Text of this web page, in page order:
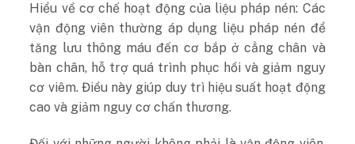
Hiểu về cơ chế hoạt động của liệu pháp nén: Các
vận động viên thường áp dụng liệu pháp nén để
tăng lưu thông máu đến cơ bắp ở cẳng chân và
bàn chân, hỗ trợ quá trình phục hồi và giảm nguy
cơ viêm. Điều này giúp duy trì hiệu suất hoạt động
cao và giảm nguy cơ chấn thương.